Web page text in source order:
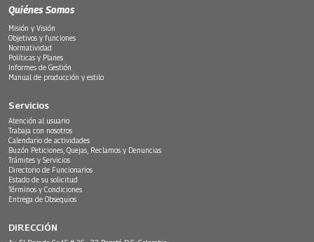
Quiénes Somos
Misión y Visión
Objetivos y funciones
Normatividad
Políticas y Planes
Informes de Gestión
Manual de producción y estilo
Servicios
Atención al usuario
Trabaja con nosotros
Calendario de actividades
Buzón Peticiones, Quejas, Reclamos y Denuncias
Trámites y Servicios
Directorio de Funcionarios
Estado de su solicitud
Términos y Condiciones
Entrega de Obsequios
DIRECCIÓN